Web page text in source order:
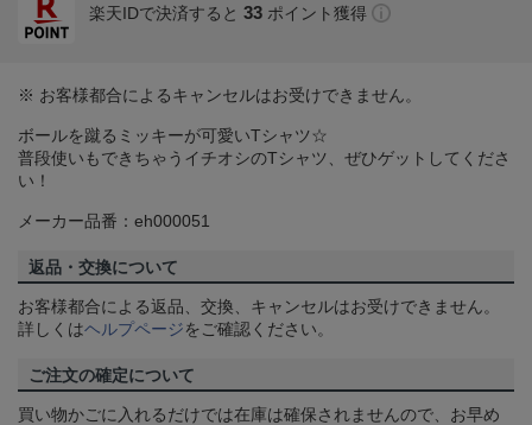
楽天IDで決済すると 33 ポイント獲得
※ お客様都合によるキャンセルはお受けできません。
ボールを蹴るミッキーが可愛いTシャツ☆
普段使いもできちゃうイチオシのTシャツ、ぜひゲットしてくださ
い！
メーカー品番：eh000051
返品・交換について
お客様都合による返品、交換、キャンセルはお受けできません。
詳しくはヘルプページをご確認ください。
ご注文の確定について
買い物かごに入れるだけでは在庫は確保されませんので、お早め